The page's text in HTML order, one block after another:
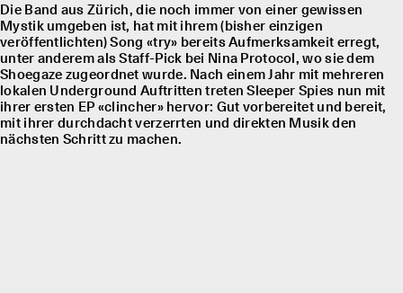
Die Band aus Zürich, die noch immer von einer gewissen
Mystik umgeben ist, hat mit ihrem (bisher einzigen
veröffentlichten) Song «try» bereits Aufmerksamkeit erregt,
unter anderem als Staff-Pick bei Nina Protocol, wo sie dem
Shoegaze zugeordnet wurde. Nach einem Jahr mit mehreren
lokalen Underground Auftritten treten Sleeper Spies nun mit
ihrer ersten EP «clincher» hervor: Gut vorbereitet und bereit,
mit ihrer durchdacht verzerrten und direkten Musik den
nächsten Schritt zu machen.